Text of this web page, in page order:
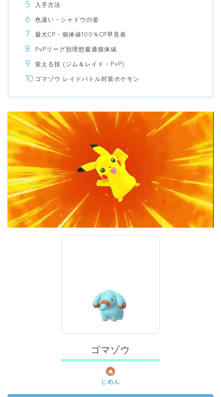
入手方法
色違い・シャドウの姿
最大CP・個体値100％CP早見表
PvPリーグ別理想最適個体値
覚える技 (ジム＆レイド・PvP)
ゴマゾウ レイドバトル対策ポケモン
ゴマゾウ
じめん